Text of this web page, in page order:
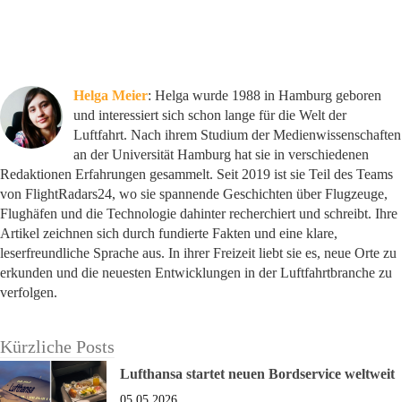
Helga Meier: Helga wurde 1988 in Hamburg geboren
und interessiert sich schon lange für die Welt der
Luftfahrt. Nach ihrem Studium der Medienwissenschaften
an der Universität Hamburg hat sie in verschiedenen
Redaktionen Erfahrungen gesammelt. Seit 2019 ist sie Teil des Teams
von FlightRadars24, wo sie spannende Geschichten über Flugzeuge,
Flughäfen und die Technologie dahinter recherchiert und schreibt. Ihre
Artikel zeichnen sich durch fundierte Fakten und eine klare,
leserfreundliche Sprache aus. In ihrer Freizeit liebt sie es, neue Orte zu
erkunden und die neuesten Entwicklungen in der Luftfahrtbranche zu
verfolgen.
Kürzliche Posts
Lufthansa startet neuen Bordservice weltweit